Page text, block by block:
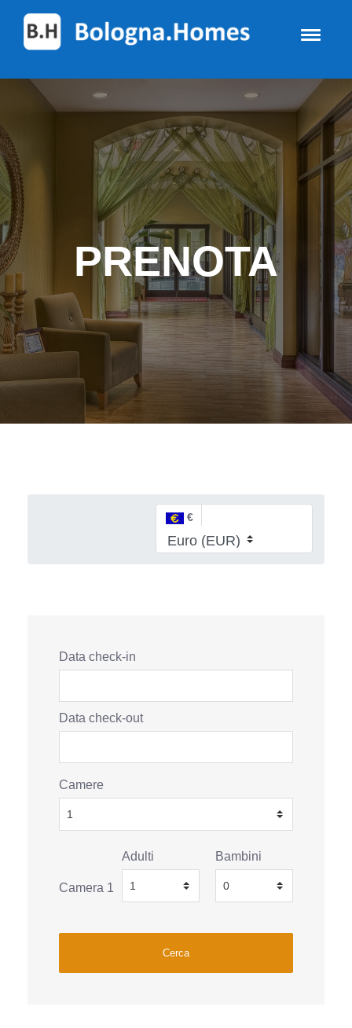
PRENOTA
€
Data check-in
Data check-out
Camere
Camera 1
Adulti Bambini